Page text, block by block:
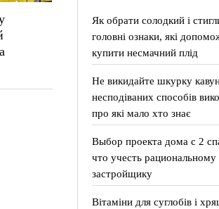
Як обрати солодкий і
головні ознаки, які
купити несмачний плід
Не викидайте шкурку
несподіваних способів
про які мало хто знає
Выбор проекта дома с 2
что учесть рациональному
застройщику
Вітаміни для суглобів і